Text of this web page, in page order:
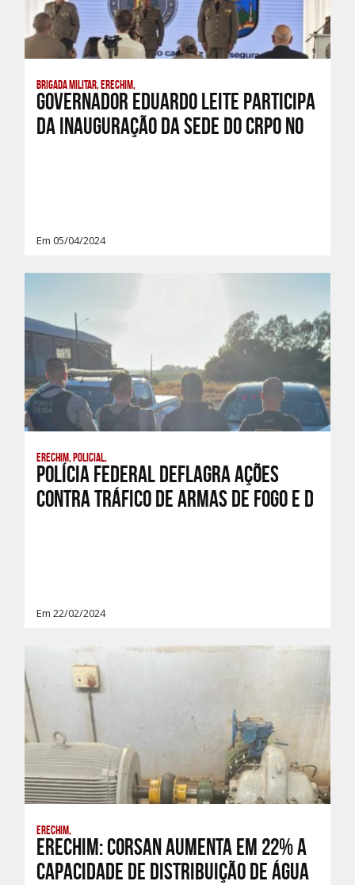
Brigada Militar, Erechim,
Governador Eduardo Leite participa
da inauguração da Sede do CRPO No
Em 05/04/2024
Erechim, Policial,
Polícia Federal deflagra ações
contra tráfico de armas de fogo e d
Em 22/02/2024
Erechim,
ERECHIM: Corsan aumenta em 22% a
capacidade de distribuição de água